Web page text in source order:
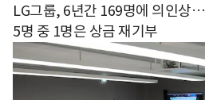
LG그룹, 6년간 169명에 의인상…
5명 중 1명은 상금 재기부